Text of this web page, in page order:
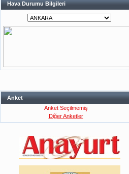
Hava Durumu Bilgileri
Anket
Anket Seçilmemiş
Diğer Anketler